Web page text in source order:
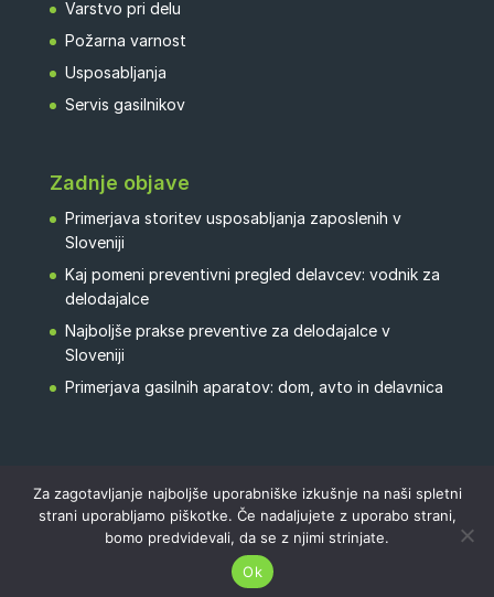
Varstvo pri delu
Požarna varnost
Usposabljanja
Servis gasilnikov
Zadnje objave
Primerjava storitev usposabljanja zaposlenih v
Sloveniji
Kaj pomeni preventivni pregled delavcev: vodnik za
delodajalce
Najboljše prakse preventive za delodajalce v
Sloveniji
Primerjava gasilnih aparatov: dom, avto in delavnica
Copyright © Agil d.o.o. 2025
Za zagotavljanje najboljše uporabniške izkušnje na naši spletni
strani uporabljamo piškotke. Če nadaljujete z uporabo strani,
bomo predvidevali, da se z njimi strinjate.
Ok